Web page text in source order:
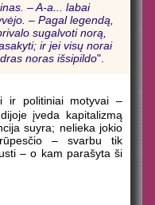
– A-a... labai
– Pagal legendą,
sugalvoti norą,
ir jei visų norai
noras išsipildo".
ir politiniai motyvai –
įveda kapitalizmą
suyra; nelieka jokio
– svarbu tik
– o kam parašyta ši